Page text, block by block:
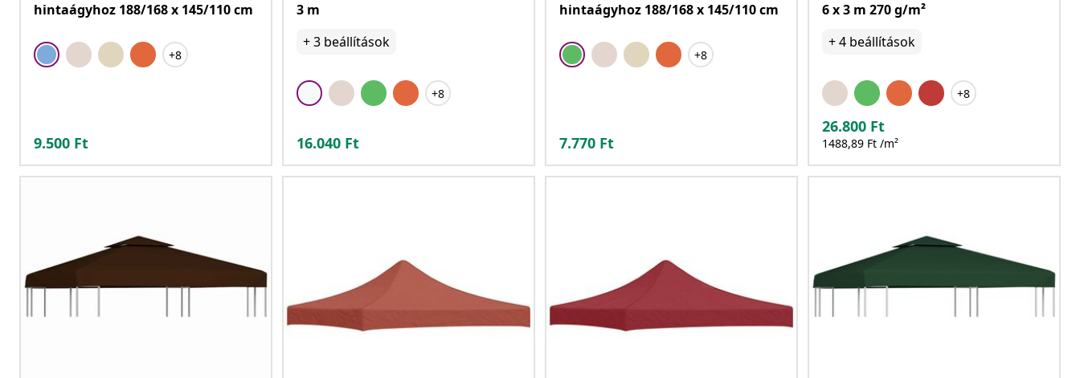
hintaágyhoz 188/168 x 145/110 cm
+8
9.500 Ft
3 m
+3 beállítások
+8
16.040 Ft
hintaágyhoz 188/168 x 145/110 cm
+8
7.770 Ft
6 x 3 m 270 g/m²
+4 beállítások
+8
26.800 Ft
1488,89 Ft /m²